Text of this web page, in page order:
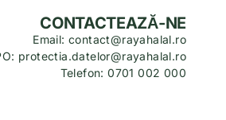
CONTACTEAZĂ-NE
Email: contact@rayahalal.ro
protectia.datelor@rayahalal.ro
Telefon: 0701 002 000